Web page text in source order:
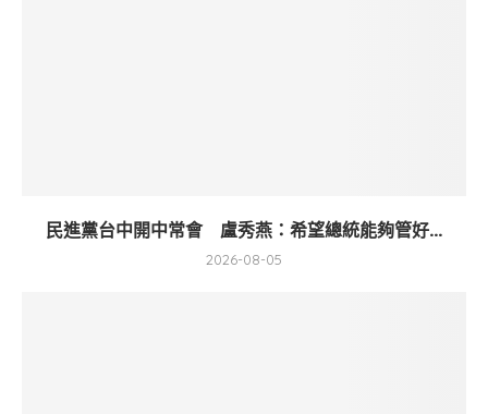
民進黨台中開中常會 盧秀燕：希望總統能夠管好...
2026-08-05